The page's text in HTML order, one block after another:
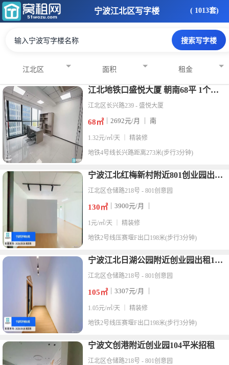
宁波江北区写字楼 ( 1013套)
江北区 面积 租金
江北地铁口盛悦大厦 朝南68平 1个隔间 精装带全套家具27
江北区长兴路239 - 盛悦大厦
68㎡｜2692元/月 ｜ 南
1.32元/㎡/天 ｜ 精装修
地铁4号线长兴路距离273米(步行3分钟)
宁波江北红梅新村附近801创业园出租130平米精装修办公室
江北区仓储路218号 - 801创意园
130㎡｜3900元/月 ｜
1元/㎡/天 ｜ 精装修
地铁2号线压赛堰F出口198米(步行3分钟)
宁波江北日湖公园附近创业园出租105平米原来摄影出租
江北区仓储路218号 - 801创意园
105㎡｜3307元/月 ｜
1.05元/㎡/天 ｜ 精装修
地铁2号线压赛堰F出口198米(步行3分钟)
宁波文创港附近创业园104平米招租
江北区仓储路218号 - 801创意园